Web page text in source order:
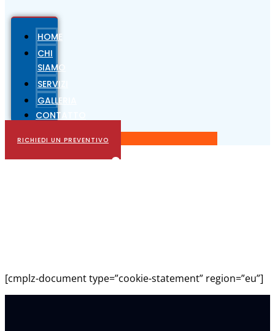
HOME
CHI
SIAMO
SERVIZI
GALLERIA
CONTATTO
RICHIEDI UN PREVENTIVO
Cookie
[cmplz-document type=”cookie-statement” region=”eu”]